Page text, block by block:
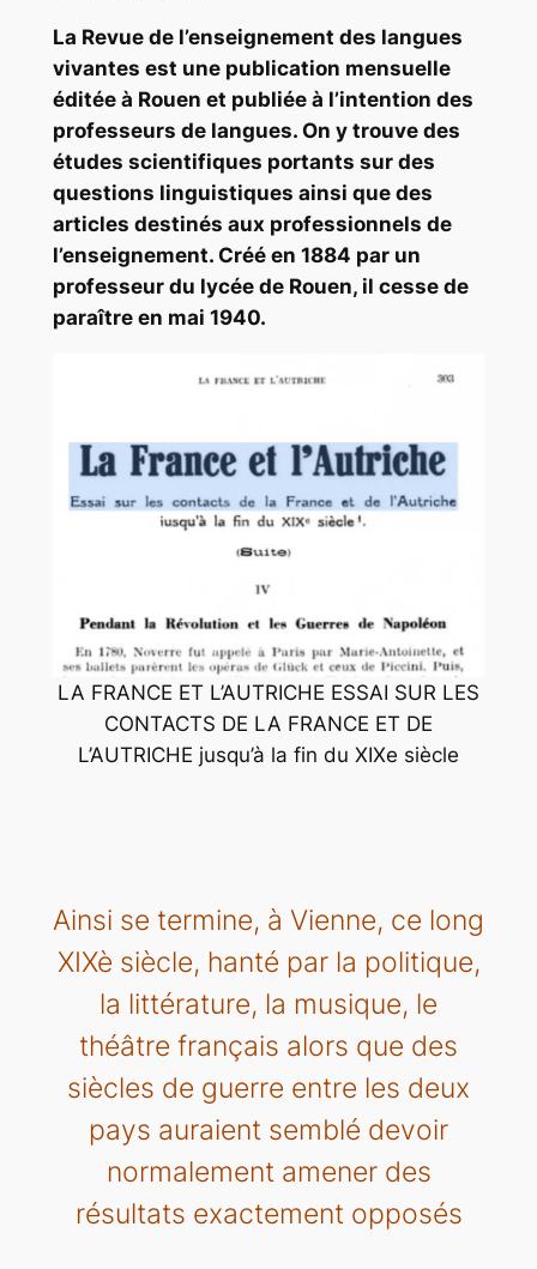
La Revue de l’enseignement des langues
vivantes est une publication mensuelle
éditée à Rouen et publiée à l’intention des
professeurs de langues. On y trouve des
études scientifiques portants sur des
questions linguistiques ainsi que des
articles destinés aux professionnels de
l’enseignement. Créé en 1884 par un
professeur du lycée de Rouen, il cesse de
paraître en mai 1940.
LA FRANCE ET L’AUTRICHE ESSAI SUR LES
CONTACTS DE LA FRANCE ET DE
L’AUTRICHE jusqu’à la fin du XIXe siècle
Ainsi se termine, à Vienne, ce long
XIXè siècle, hanté par la politique,
la littérature, la musique, le
théâtre français alors que des
siècles de guerre entre les deux
pays auraient semblé devoir
normalement amener des
résultats exactement opposés